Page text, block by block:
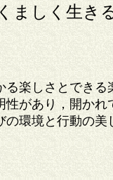
ましく生き
楽しさとできる
があり，開かれ
環境と行動の美